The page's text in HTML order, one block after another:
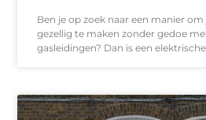
Ben je op zoek naar een manier
gezellig te maken zonder gedoe
gasleidingen? Dan is een